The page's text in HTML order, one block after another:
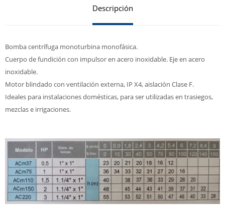
Descripción
Bomba centrífuga monoturbina monofásica.
Cuerpo de fundición con impulsor en acero inoxidable. Eje en acero
inoxidable.
Motor blindado con ventilación externa, IP X4, aislación Clase F.
Ideales para instalaciones domésticas, para ser utilizadas en trasiegos,
mezclas e irrigaciones.